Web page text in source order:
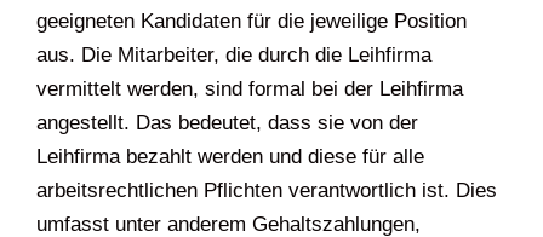
geeigneten Kandidaten für die jeweilige Position
aus. Die Mitarbeiter, die durch die Leihfirma
vermittelt werden, sind formal bei der Leihfirma
angestellt. Das bedeutet, dass sie von der
Leihfirma bezahlt werden und diese für alle
arbeitsrechtlichen Pflichten verantwortlich ist. Dies
umfasst unter anderem Gehaltszahlungen,